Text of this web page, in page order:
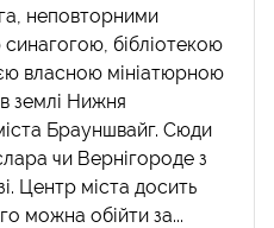
неповторними
бібліотекою
власною мініатюрною
землі Нижня
Брауншвайг. Сюди
чи Вернігороде з
Центр міста досить
можна обійти за...